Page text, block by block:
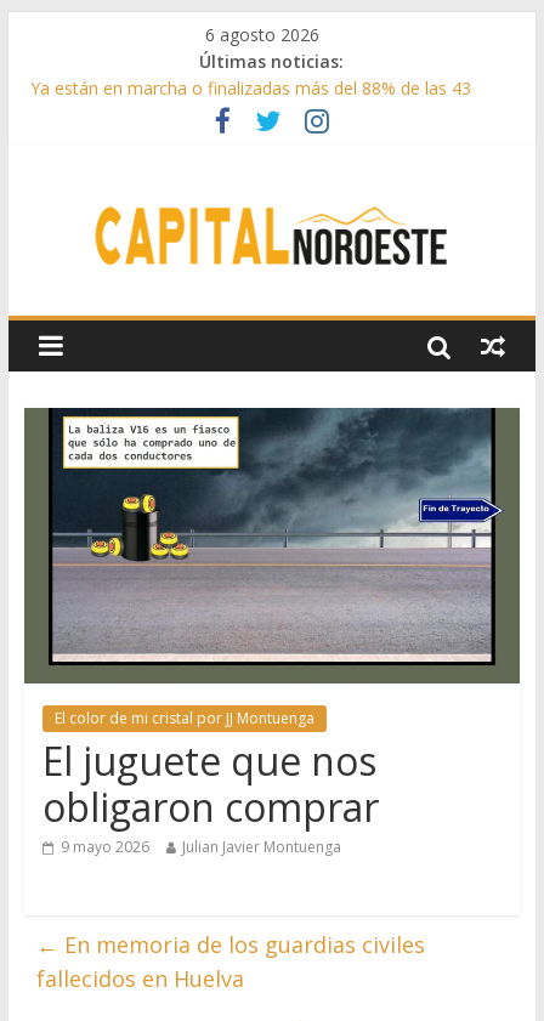
6 agosto 2026
Últimas noticias:
Ya están en marcha o finalizadas más del 88% de las 43
medidas urgentes para reconstruir la Sierra Oeste
Cerca de 33.000 asistentes en los espectáculos de la
kilos de forraje a las ganaderías afectadas por los incendios
de la Sierra Oeste
Guadarrama abre matricula 2026-2027 del Aula de
Humanidades
El color de mi cristal por JJ Montuenga
El juguete que nos
obligaron comprar
9 mayo 2026 Julian Javier Montuenga
← En memoria de los guardias civiles
fallecidos en Huelva